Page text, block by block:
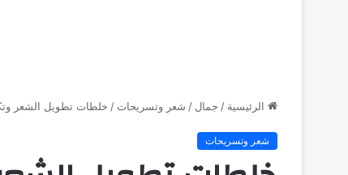
الرئيسية / جمال / شعر وتسريحات / خلطات تطويل الشعر
شعر وتسريحات